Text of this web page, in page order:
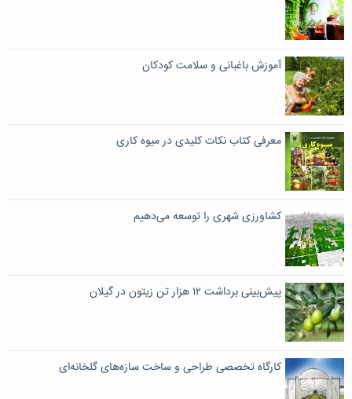
آموزش باغبانی و سلامت کودکان
معرفی کتاب نکات کلیدی در میوه کاری
کشاورزی شهری را توسعه می‌دهیم
پیش‌بینی برداشت ۱۲ هزار تن زیتون در گیلان
کارگاه تخصصی طراحی و ساخت سازه‌های گلخانه‌ای